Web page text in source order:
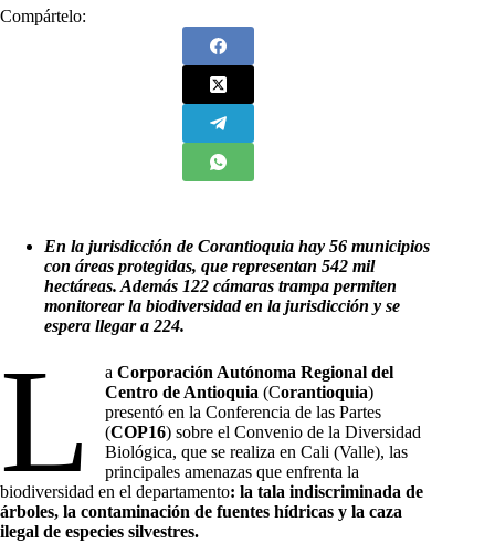
Compártelo:
En la jurisdicción de Corantioquia hay 56 municipios
con áreas protegidas, que representan 542 mil
hectáreas. Además 122 cámaras trampa permiten
monitorear la biodiversidad en la jurisdicción y se
espera llegar a 224.
L aCorporación Autónoma Regional del
Centro de Antioquia (Corantioquia)
presentó en la Conferencia de las Partes
(COP16) sobre el Convenio de la Diversidad
Biológica, que se realiza en Cali (Valle), las
principales amenazas que enfrenta la
biodiversidad en el departamento: la tala indiscriminada de
árboles, la contaminación de fuentes hídricas y la caza
ilegal de especies silvestres.